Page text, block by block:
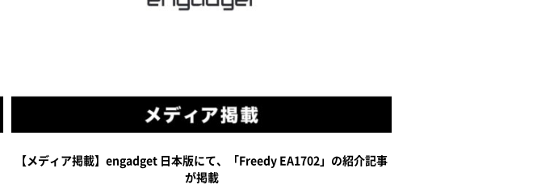
【メディア掲載】engadget 日本版にて、「Freedy EA1702」の紹介記事
が掲載